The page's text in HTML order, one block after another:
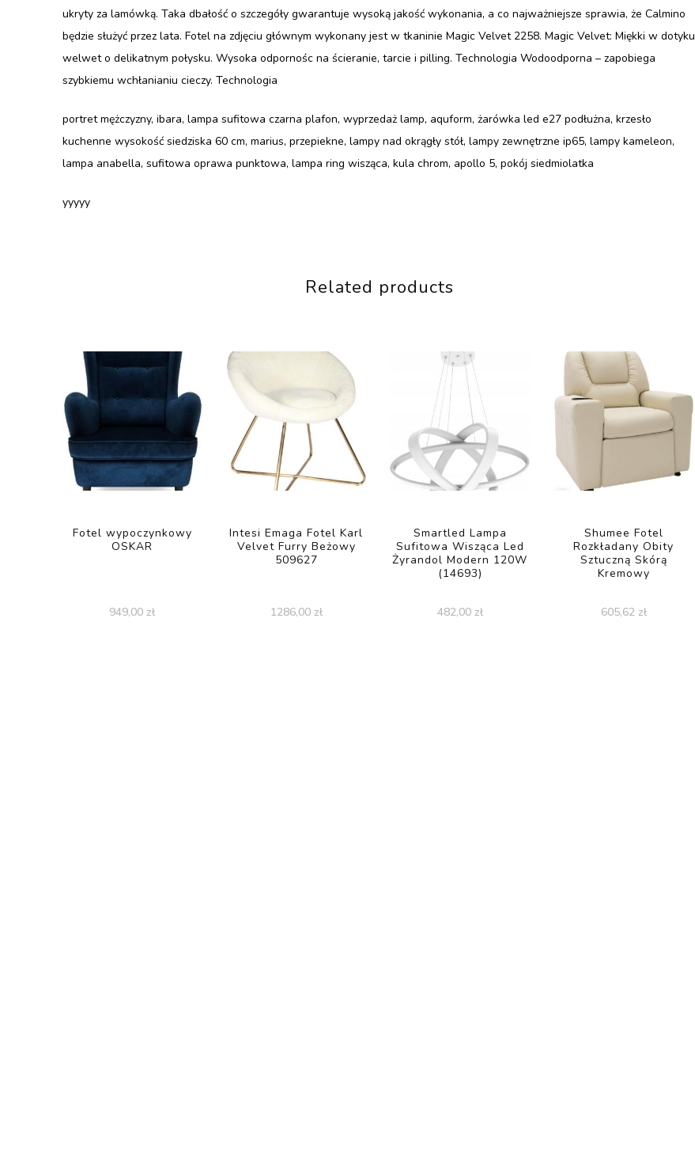
ukryty za lamówką. Taka dbałość o szczegóły gwarantuje wysoką jakość wykonania, a co najważniejsze sprawia, że Calmino
będzie służyć przez lata. Fotel na zdjęciu głównym wykonany jest w tkaninie Magic Velvet 2258. Magic Velvet: Miękki w dotyku
welwet o delikatnym połysku. Wysoka odpornośc na ścieranie, tarcie i pilling. Technologia Wodoodporna – zapobiega
szybkiemu wchłanianiu cieczy. Technologia
portret mężczyzny, ibara, lampa sufitowa czarna plafon, wyprzedaż lamp, aquform, żarówka led e27 podłużna, krzesło
kuchenne wysokość siedziska 60 cm, marius, przepiekne, lampy nad okrągły stół, lampy zewnętrzne ip65, lampy kameleon,
lampa anabella, sufitowa oprawa punktowa, lampa ring wisząca, kula chrom, apollo 5, pokój siedmiolatka
yyyyy
Related products
Fotel wypoczynkowy
OSKAR
949,00 zł
Intesi Emaga Fotel Karl
Velvet Furry Beżowy
509627
1286,00 zł
Smartled Lampa
Sufitowa Wisząca Led
Żyrandol Modern 120W
(14693)
482,00 zł
Shumee Fotel
Rozkładany Obity
Sztuczną Skórą
Kremowy
605,62 zł